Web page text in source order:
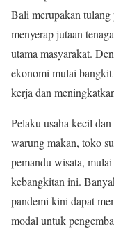
Bali merupakan
menyerap jutaan
utama masyarakat.
ekonomi mulai
kerja dan
Pelaku usaha kecil
warung makan, toko
pemandu wisata,
kebangkitan ini.
pandemi kini dapat
modal untuk